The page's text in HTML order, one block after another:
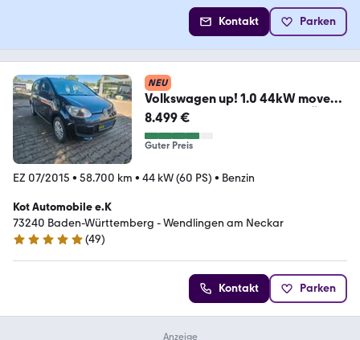
Kontakt Parken
NEU
Volkswagen up! 1.0 44kW move
up!/AUTOMATIK/KLIMA/5 TÜRIG
8.499 €
Guter Preis
EZ 07/2015 • 58.700 km • 44 kW (60 PS) • Benzin
Kot Automobile e.K
73240 Baden-Württemberg - Wendlingen am Neckar
4.9 Sterne
(49)
Kontakt Parken